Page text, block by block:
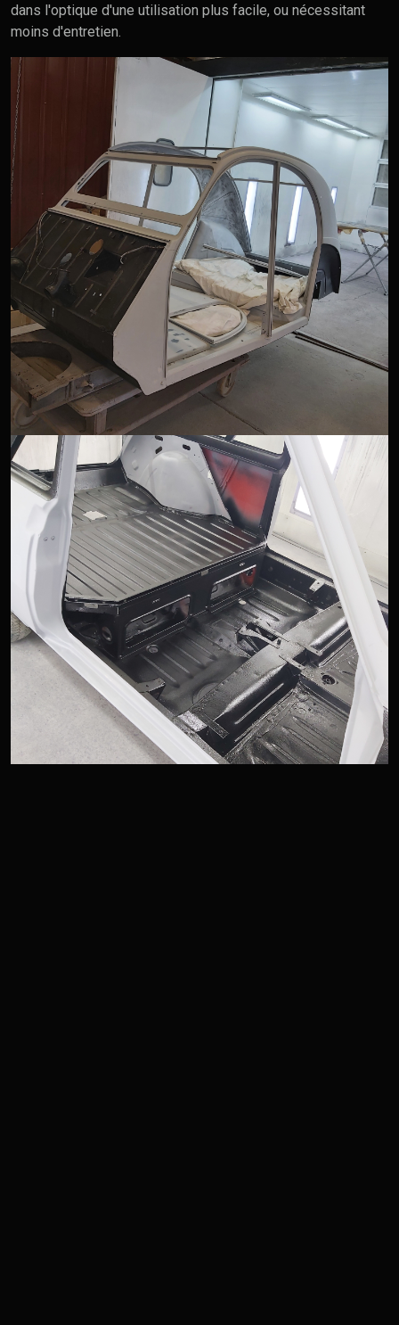
dans l'optique d'une utilisation plus facile, ou nécessitant
moins d'entretien.